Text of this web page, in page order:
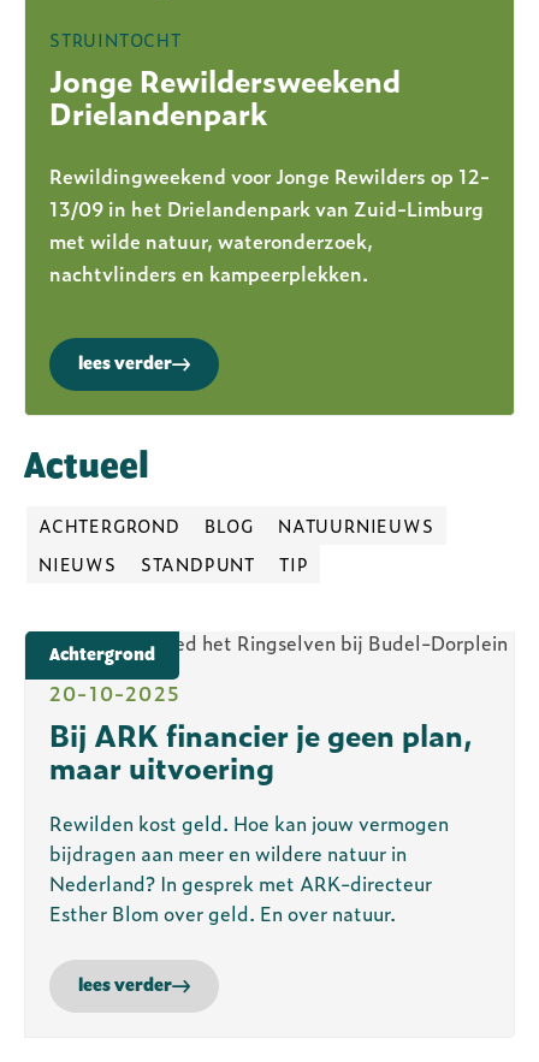
STRUINTOCHT
Jonge Rewildersweekend
Drielandenpark
Rewildingweekend voor Jonge Rewilders op 12-
13/09 in het Drielandenpark van Zuid-Limburg
met wilde natuur, wateronderzoek,
nachtvlinders en kampeerplekken.
lees verder
Actueel
ACHTERGROND BLOG
NATUURNIEUWS
NIEUWS
STANDPUNT TIP
Achtergrond
20-10-2025
Bij ARK financier je geen plan,
maar uitvoering
Rewilden kost geld. Hoe kan jouw vermogen
bijdragen aan meer en wildere natuur in
Nederland? In gesprek met ARK-directeur
Esther Blom over geld. En over natuur.
lees verder